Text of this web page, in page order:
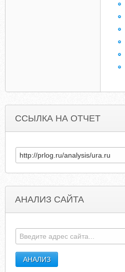
ССЫЛКА НА ОТЧЕТ
АНАЛИЗ САЙТА